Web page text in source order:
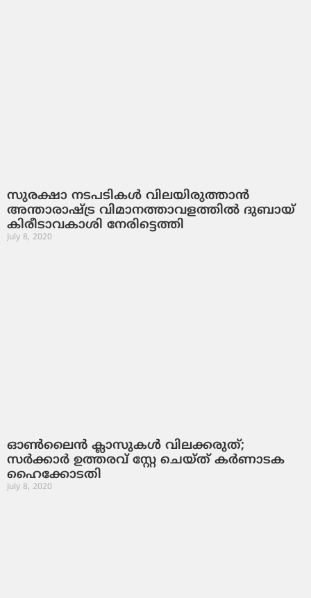
സുരക്ഷാ നടപടികള്‍ വിലയിരുത്താന്‍
അന്താരാഷ്ട്ര വിമാനത്താവളത്തില്‍ ദുബായ്
കിരീടാവകാശി നേരിട്ടെത്തി
July 8, 2020
ഓൺലൈൻ ക്ലാസുകൾ വിലക്കരുത്;
സർക്കാർ ഉത്തരവ് സ്റ്റേ ചെയ്ത് കർണാടക
ഹൈക്കോടതി
July 8, 2020